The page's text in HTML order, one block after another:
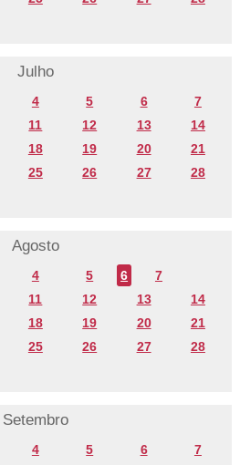
Julho
4 5 6
7
11 12 13
14
18 19 20
21
25 26 27
28
Agosto
4 5 6
7
11 12 13
14
18 19 20
21
25 26 27
28
Setembro
4 5 6
7